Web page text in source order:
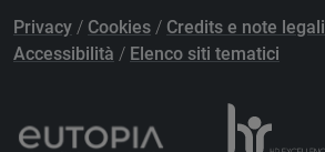
Privacy / Cookies / Credits e note legali
Accessibilità / Elenco siti tematici